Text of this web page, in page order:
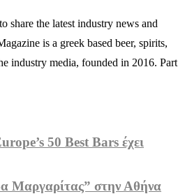
share the latest industry news and
is a greek based beer, spirits,
industry media, founded in 2016. Part
50 Best Bars έχει
Μαργαρίτας” στην Αθήνα